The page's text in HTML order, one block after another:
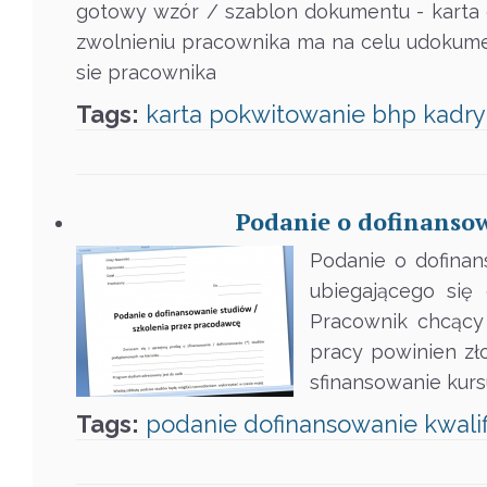
gotowy wzór / szablon dokumentu - karta
zwolnieniu pracownika ma na celu
sie pracownika
Tags: karta pokwitowanie bhp kadry
Podanie o
Podanie o
ubiegającego się
Pracownik
pracy powinien
sfinansowanie
Tags: podanie dofinansowanie